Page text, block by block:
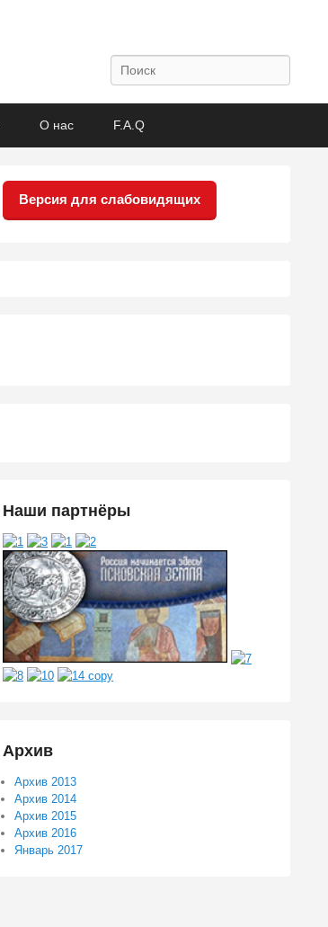
Поиск
О нас F.A.Q
Версия для слабовидящих
Наши партнёры
Архив
Архив 2013
Архив 2014
Архив 2015
Архив 2016
Январь 2017